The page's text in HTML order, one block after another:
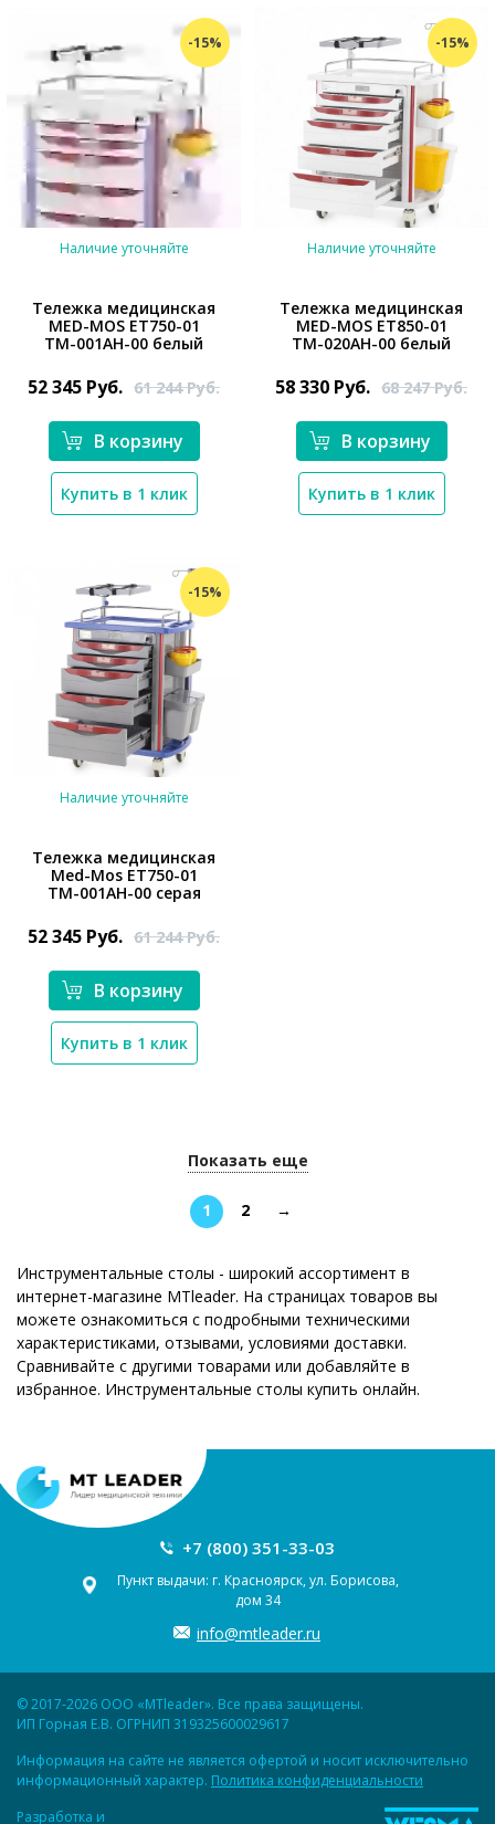
-15%
*}
Наличие уточняйте
Тележка медицинская
MED-MOS ЕТ750-01
ТМ-001АН-00 белый
52 345 Руб. 61 244Руб.
В корзину
Купить в 1 клик
-15%
*}
Наличие уточняйте
Тележка медицинская
MED-MOS ЕТ850-01
ТМ-020АН-00 белый
58 330 Руб. 68 247Руб.
В корзину
Купить в 1 клик
-15%
*}
Наличие уточняйте
Тележка медицинская
Med-Mos ЕТ750-01
ТМ-001АН-00 серая
52 345 Руб. 61 244Руб.
В корзину
Купить в 1 клик
Показать еще
1 2 →
Инструментальные столы - широкий ассортимент в
интернет-магазине MTleader. На страницах товаров вы
можете ознакомиться с подробными техническими
характеристиками, отзывами, условиями доставки.
Сравнивайте с другими товарами или добавляйте в
избранное. Инструментальные столы купить онлайн.
+7 (800) 351-33-03
Пункт выдачи: г. Красноярск, ул. Борисова,
дом 34
info@mtleader.ru
© 2017-2026 ООО «MTleader». Все права защищены.
ИП Горная Е.В. ОГРНИП 319325600029617
Информация на сайте не является офертой и носит исключительно
информационный характер. Политика конфиденциальности
Разработка и